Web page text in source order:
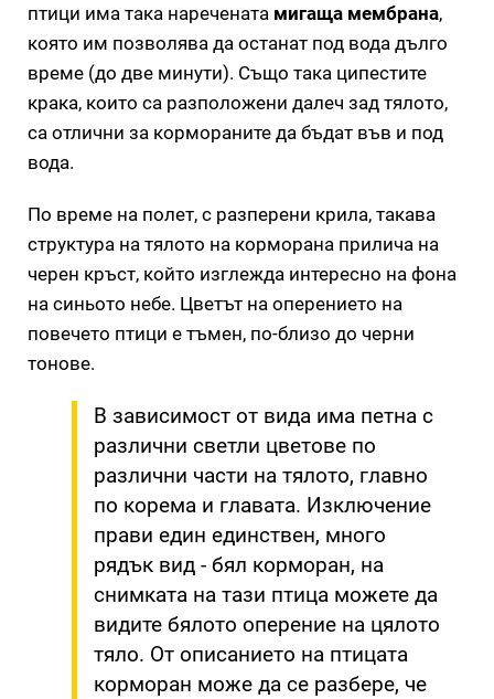
птици има така наречената мигаща мембрана,
която им позволява да останат под вода дълго
време (до две минути). Също така ципестите
крака, които са разположени далеч зад тялото,
са отлични за кормораните да бъдат във и под
вода.
По време на полет, с разперени крила, такава
структура на тялото на корморана прилича на
черен кръст, който изглежда интересно на фона
на синьото небе. Цветът на оперението на
повечето птици е тъмен, по-близо до черни
тонове.
В зависимост от вида има петна с
различни светли цветове по
различни части на тялото, главно
по корема и главата. Изключение
прави един единствен, много
рядък вид - бял корморан, на
снимката на тази птица можете да
видите бялото оперение на цялото
тяло. От описанието на птицата
корморан може да се разбере, че